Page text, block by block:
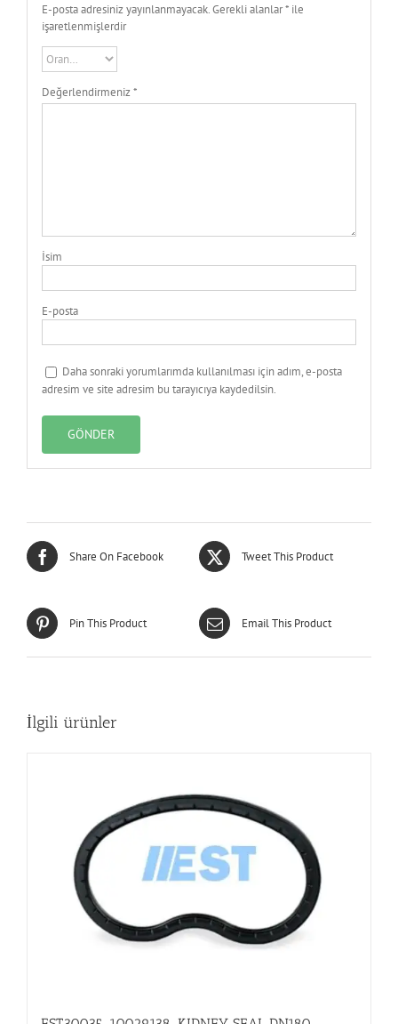
E-posta adresiniz yayınlanmayacak. Gerekli alanlar*ile
işaretlenmişlerdir
Değerlendirmeniz*
İsim
E-posta
Daha sonraki yorumlarımda kullanılması için adım, e-posta
adresim ve site adresim bu tarayıcıya kaydedilsin.
Share On Facebook Tweet This Product
Pin This Product Email This Product
İlgili ürünler